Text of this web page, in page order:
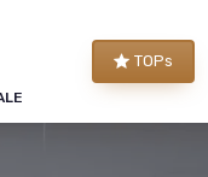
TOPs